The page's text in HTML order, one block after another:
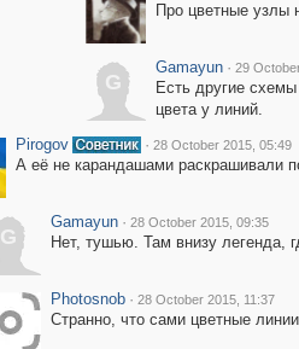
Про цветные узлы
G
Gamayun · 29
Есть другие
цвета у линий.
Pirogov
· 28 October 2015, 05:49
А её не карандашами раскрашивали
G
Gamayun · 28 October 2015, 09:35
Нет, тушью. Там внизу легенда,
Photosnob · 28 October 2015, 11:37
Странно, что сами цветные